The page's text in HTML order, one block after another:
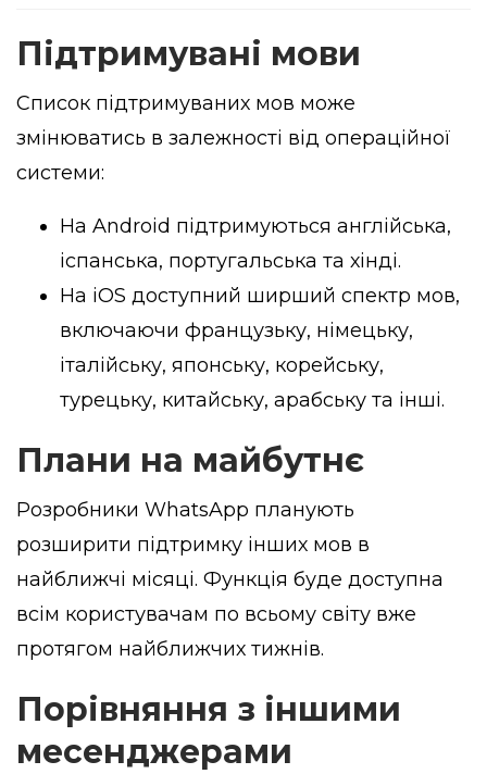
Підтримувані мови
Список підтримуваних мов може
змінюватись в залежності від операційної
системи:
На Android підтримуються англійська,
іспанська, португальська та хінді.
На iOS доступний ширший спектр мов,
включаючи французьку, німецьку,
італійську, японську, корейську,
турецьку, китайську, арабську та інші.
Плани на майбутнє
Розробники WhatsApp планують
розширити підтримку інших мов в
найближчі місяці. Функція буде доступна
всім користувачам по всьому світу вже
протягом найближчих тижнів.
Порівняння з іншими
месенджерами